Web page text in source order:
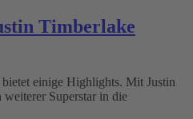
Timberlake
einige Highlights. Mit Justin
Superstar in die